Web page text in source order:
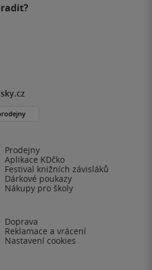
Prodejny
Aplikace KDčko
Festival knižních závisláků
Dárkové poukazy
Nákupy pro školy
Doprava
Reklamace a vrácení
Nastavení cookies